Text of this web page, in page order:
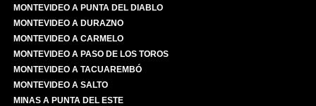
MONTEVIDEO A PUNTA DEL DIABLO
MONTEVIDEO A DURAZNO
MONTEVIDEO A CARMELO
MONTEVIDEO A PASO DE LOS TOROS
MONTEVIDEO A TACUAREMBÓ
MONTEVIDEO A SALTO
MINAS A PUNTA DEL ESTE